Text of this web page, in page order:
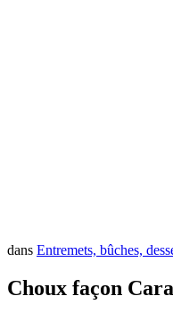
dans Entremets, bûches,
Choux façon